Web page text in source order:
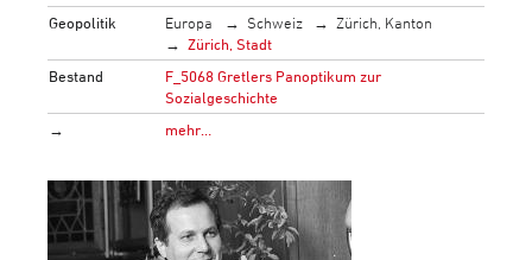
Geopolitik
Europa Schweiz
Zürich, Kanton
Zürich, Stadt
Bestand
F_5068 Gretlers Panoptikum zur
Sozialgeschichte
→
mehr…